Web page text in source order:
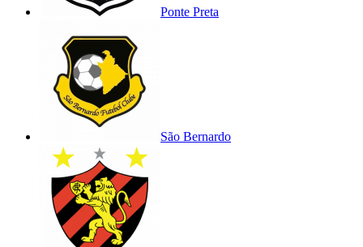
Ponte Preta
São Bernardo